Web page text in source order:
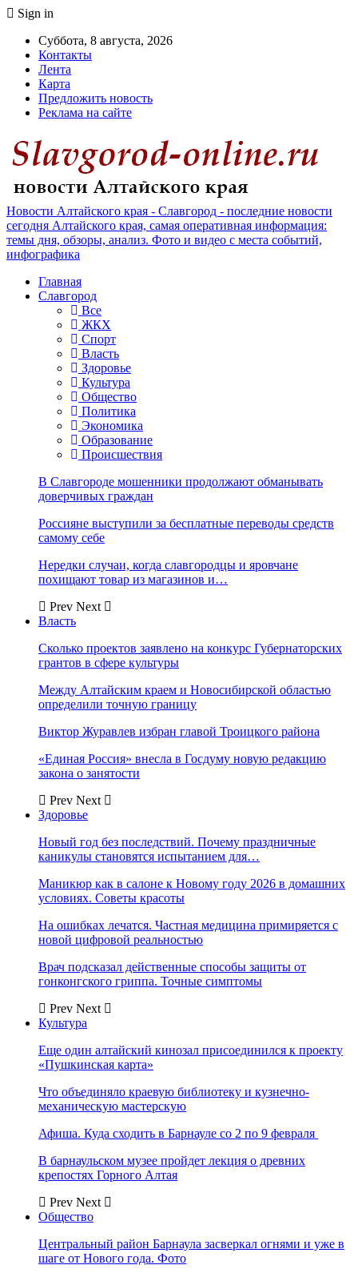
Sign in
Суббота, 8 августа, 2026
Контакты
Лента
Карта
Предложить новость
Реклама на сайте
Новости Алтайского края - Славгород - последние новости
сегодня Алтайского края, самая оперативная информация:
темы дня, обзоры, анализ. Фото и видео с места событий,
инфографика
Главная
Славгород
Все
ЖКХ
Спорт
Власть
Здоровье
Культура
Общество
Политика
Экономика
Образование
Происшествия
В Славгороде мошенники продолжают обманывать
доверчивых граждан
Россияне выступили за бесплатные переводы средств
самому себе
Нередки случаи, когда славгородцы и яровчане
похищают товар из магазинов и…
Prev Next
Власть
Сколько проектов заявлено на конкурс Губернаторских
грантов в сфере культуры
Между Алтайским краем и Новосибирской областью
определили точную границу
Виктор Журавлев избран главой Троицкого района
«Единая Россия» внесла в Госдуму новую редакцию
закона о занятости
Prev Next
Здоровье
Новый год без последствий. Почему праздничные
каникулы становятся испытанием для…
Маникюр как в салоне к Новому году 2026 в домашних
условиях. Советы красоты
На ошибках лечатся. Частная медицина примиряется с
новой цифровой реальностью
Врач подсказал действенные способы защиты от
гонконгского гриппа. Точные симптомы
Prev Next
Культура
Еще один алтайский кинозал присоединился к проекту
«Пушкинская карта»
Что объединяло краевую библиотеку и кузнечно-
механическую мастерскую
Афиша. Куда сходить в Барнауле со 2 по 9 февраля
В барнаульском музее пройдет лекция о древних
крепостях Горного Алтая
Prev Next
Общество
Центральный район Барнаула засверкал огнями и уже в
шаге от Нового года. Фото